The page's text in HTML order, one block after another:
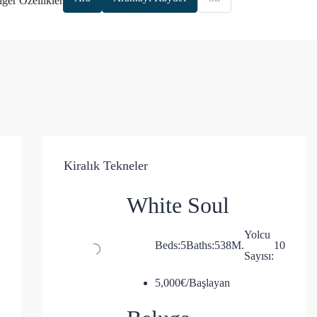
Kiralık Tekneler
White Soul
Beds:5Baths:538M.
Yolcu
Sayısı:
10
5,000€/Başlayan